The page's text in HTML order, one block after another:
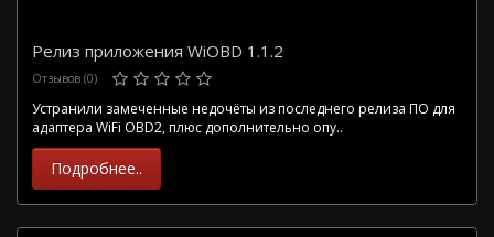
Релиз приложения WiOBD 1.1.2
Отзывов (0)
Устранили замеченные недочёты из последнего релиза ПО для
адаптера WiFi OBD2, плюс дополнительно опу..
Подробнее..